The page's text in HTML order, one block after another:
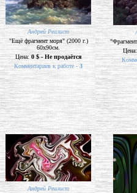
Андрей Реалист
"Ещё фрагмент моря" (2000 г.)
60х90см.
Цена:0 $ - Не продаётся
Комментариев к работе - 3
Андрей Реалист